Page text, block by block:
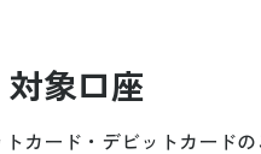
対象口座
カード・デビットカード